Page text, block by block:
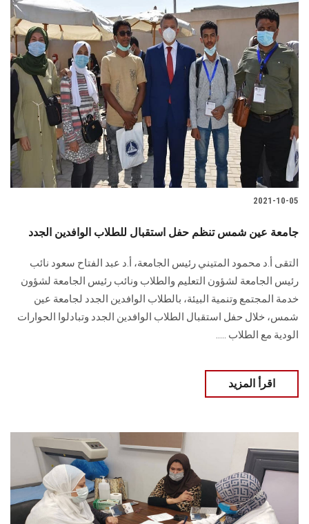
الإعلام
تواصل معنا
الطلاب
هيئة التدريس
الدراسات العليا
الزائـرون
سجل الان
2021-10-05
جامعة عين شمس تنظم حفل استقبال للطلاب الوافدين الجدد
التقى أ.د محمود المتيني رئيس الجامعة، أ.د عبد الفتاح سعود نائب
رئيس الجامعة لشؤون التعليم والطلاب ونائب رئيس الجامعة لشؤون
خدمة المجتمع وتنمية البيئة، بالطلاب الوافدين الجدد لجامعة عين
شمس، خلال حفل استقبال الطلاب الوافدين الجدد وتبادلوا الحوارات
الودية مع الطلاب .....
اقرأ المزيد